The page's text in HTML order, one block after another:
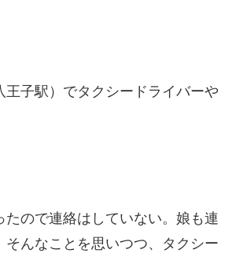
王子駅）でタクシードライバーや
ので連絡はしていない。娘も連
んなことを思いつつ、タクシー